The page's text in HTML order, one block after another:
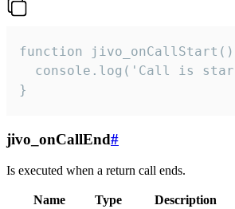
function
console.log('Call is
}
jivo_onCallEnd#
Is executed when a return call ends.
Name Type
Description